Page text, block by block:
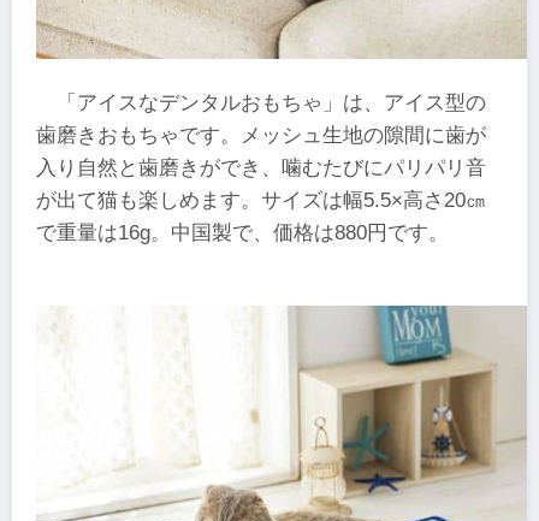
「アイスなデンタルおもちゃ」は、アイス型の
歯磨きおもちゃです。メッシュ生地の隙間に歯が
入り自然と歯磨きができ、噛むたびにパリパリ音
が出て猫も楽しめます。サイズは幅5.5×高さ20㎝
で重量は16g。中国製で、価格は880円です。